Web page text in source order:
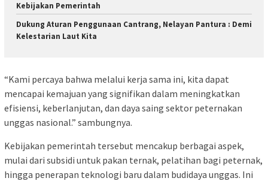
Kebijakan Pemerintah
Dukung Aturan Penggunaan Cantrang, Nelayan Pantura : Demi
Kelestarian Laut Kita
“Kami percaya bahwa melalui kerja sama ini, kita dapat
mencapai kemajuan yang signifikan dalam meningkatkan
efisiensi, keberlanjutan, dan daya saing sektor peternakan
unggas nasional.” sambungnya.
Kebijakan pemerintah tersebut mencakup berbagai aspek,
mulai dari subsidi untuk pakan ternak, pelatihan bagi peternak,
hingga penerapan teknologi baru dalam budidaya unggas. Ini